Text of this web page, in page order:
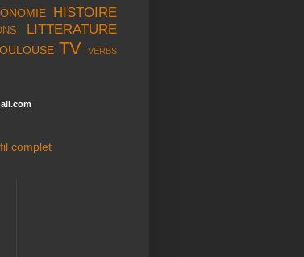
HISTOIRE
LITTERATURE
TV VERBS
complet